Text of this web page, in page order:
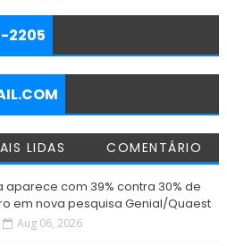
s
e
g
e
r
i
2205
LIDAS COMENTÁRIO
aparece com 39% contra 30% de
em nova pesquisa Genial/Quaest
Aug 06, 2026